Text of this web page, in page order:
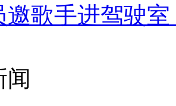
邀歌手进驾驶
闻